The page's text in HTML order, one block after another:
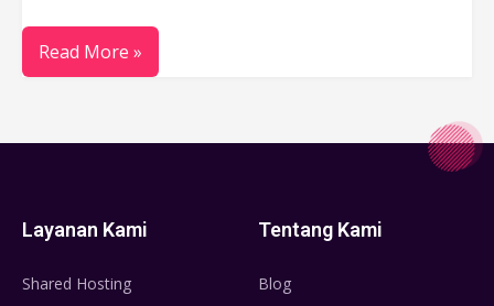
Read More »
Layanan Kami
Shared Hosting
Tentang Kami
Blog